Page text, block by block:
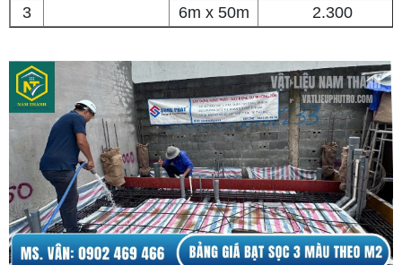
3
6m x 50m 2.300